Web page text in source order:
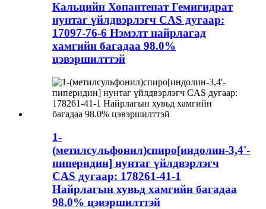
Кальцийн Хопантенат Гемигидрат
нунтаг үйлдвэрлэгч CAS дугаар:
17097-76-6 Нэмэлт найрлагад
хамгийн багадаа 98.0%
цэвэршилттэй
1-
(метилсульфонил)спиро[индолин-3,4'-
пиперидин] нунтаг үйлдвэрлэгч
CAS дугаар: 178261-41-1
Найрлагын хувьд хамгийн багадаа
98.0% цэвэршилттэй